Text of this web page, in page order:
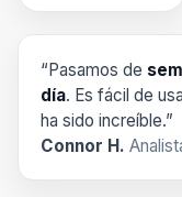
“Pasamos de
día. Es fácil de
ha sido increíble.”
Connor H.